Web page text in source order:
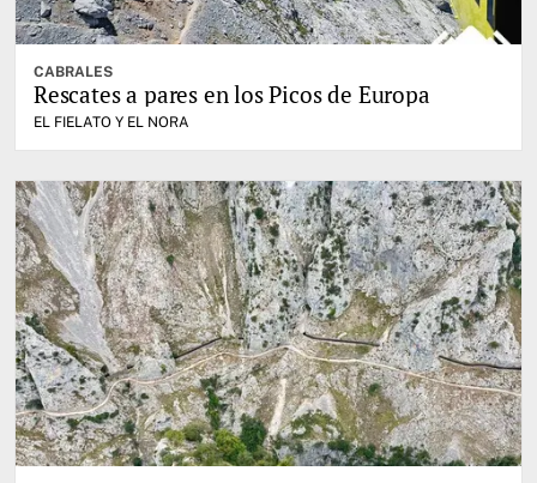
CABRALES
Rescates a pares en los Picos de Europa
EL FIELATO Y EL NORA